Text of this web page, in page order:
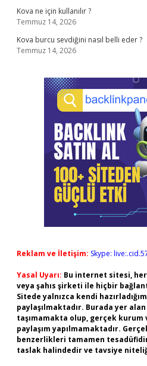
Kova ne için kullanılır ?
Temmuz 14, 2026
Kova burcu sevdiğini nasıl belli eder ?
Temmuz 14, 2026
Reklam ve İletişim: Skype:
Yasal Uyarı: Bu internet sitesi,
veya şahıs şirketi ile hiçbir
Sitede yalnızca kendi
paylaşılmaktadır. Burada yer
taşımamakta olup, gerçek kurum
paylaşım yapılmamaktadır.
benzerlikleri tamamen
taslak halindedir ve tavsiye